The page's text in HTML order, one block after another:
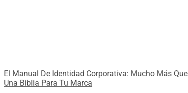
El Manual De Identidad Corporativa: Mucho Más Que
Una Biblia Para Tu Marca